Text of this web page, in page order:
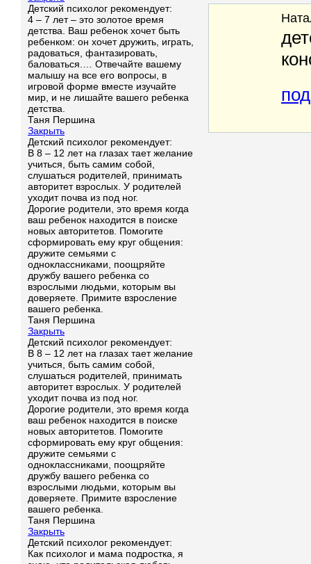
Детский психолог рекомендует:
4 – 7 лет – это золотое время
детства. Ваш ребенок хочет быть
ребенком: он хочет дружить, играть,
радоваться, фантазировать,
баловаться.… Отвечайте вашему
малышу на все его вопросы, в
игровой форме вместе изучайте
мир, и не лишайте вашего ребенка
детства.
Таня Першина
Закрыть
Детский психолог рекомендует:
В 8 – 12 лет на глазах тает желание
учиться, быть самим собой,
слушаться родителей, принимать
авторитет взрослых. У родителей
уходит почва из под ног.
Дорогие родители, это время когда
ваш ребенок находится в поиске
новых авторитетов. Помогите
сформировать ему круг общения:
дружите семьями с
одноклассниками, поощряйте
дружбу вашего ребенка со
взрослыми людьми, которым вы
доверяете. Примите взросление
вашего ребенка.
Таня Першина
Закрыть
Детский психолог рекомендует:
В 8 – 12 лет на глазах тает желание
учиться, быть самим собой,
слушаться родителей, принимать
авторитет взрослых. У родителей
уходит почва из под ног.
Дорогие родители, это время когда
ваш ребенок находится в поиске
новых авторитетов. Помогите
сформировать ему круг общения:
дружите семьями с
одноклассниками, поощряйте
дружбу вашего ребенка со
взрослыми людьми, которым вы
доверяете. Примите взросление
вашего ребенка.
Таня Першина
Закрыть
Детский психолог рекомендует:
Как психолог и мама подростка, я